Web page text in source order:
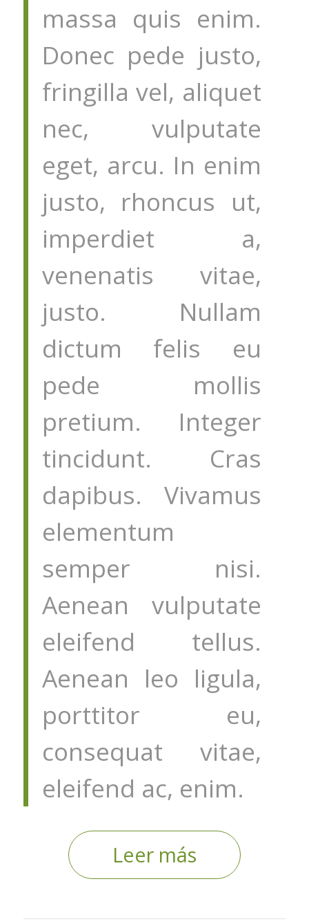
massa quis enim.
Donec pede justo,
fringilla vel, aliquet
nec, vulputate
eget, arcu. In enim
justo, rhoncus ut,
imperdiet a,
venenatis vitae,
justo. Nullam
dictum felis eu
pede mollis
pretium. Integer
tincidunt. Cras
dapibus. Vivamus
elementum
semper nisi.
Aenean vulputate
eleifend tellus.
Aenean leo ligula,
porttitor eu,
consequat vitae,
eleifend ac, enim.
Leer más